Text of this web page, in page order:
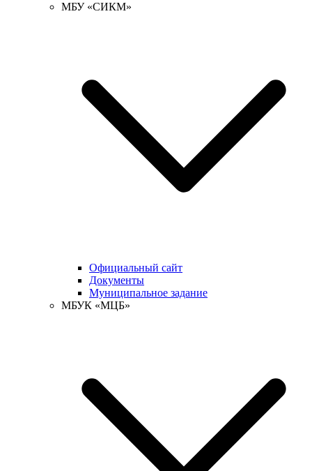
МБУ «СИКМ»
Официальный сайт
Документы
Муниципальное задание
МБУК «МЦБ»